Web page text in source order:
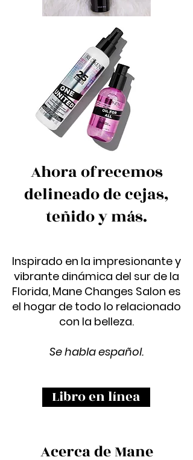
Ahora ofrecemos
delineado de cejas,
teñido y más.
Inspirado en la impresionante y
vibrante dinámica del sur de la
Florida, Mane Changes Salon es
el hogar de todo lo relacionado
con la belleza.
Se habla español.
Libro en línea
Acerca de Mane